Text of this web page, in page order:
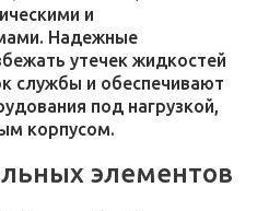
и
Надежные
утечек жидкостей
службы и обеспечивают
под нагрузкой,
корпусом.
элементов